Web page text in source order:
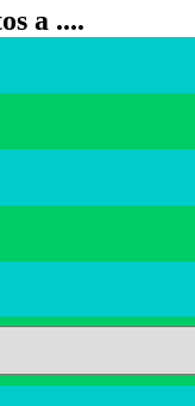
a ....